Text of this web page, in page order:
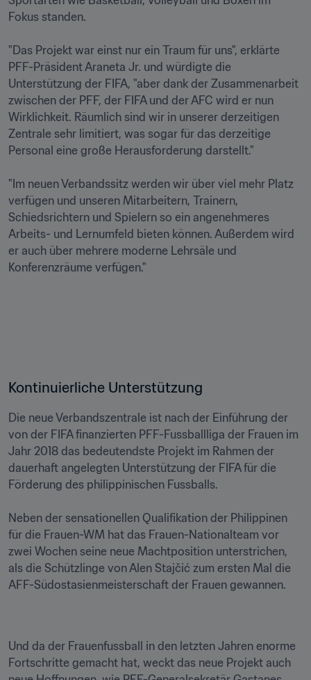
Fokus standen.
"Das Projekt war einst nur ein Traum für uns", erklärte
PFF-Präsident Araneta Jr. und würdigte die
Unterstützung der FIFA, "aber dank der Zusammenarbeit
zwischen der PFF, der FIFA und der AFC wird er nun
Wirklichkeit. Räumlich sind wir in unserer derzeitigen
Zentrale sehr limitiert, was sogar für das derzeitige
Personal eine große Herausforderung darstellt."
"Im neuen Verbandssitz werden wir über viel mehr Platz
verfügen und unseren Mitarbeitern, Trainern,
Schiedsrichtern und Spielern so ein angenehmeres
Arbeits- und Lernumfeld bieten können. Außerdem wird
er auch über mehrere moderne Lehrsäle und
Konferenzräume verfügen."
Kontinuierliche Unterstützung
Die neue Verbandszentrale ist nach der Einführung der
von der FIFA finanzierten PFF-Fussballliga der Frauen im
Jahr 2018 das bedeutendste Projekt im Rahmen der
dauerhaft angelegten Unterstützung der FIFA für die
Förderung des philippinischen Fussballs.
Neben der sensationellen Qualifikation der Philippinen
für die Frauen-WM hat das Frauen-Nationalteam vor
zwei Wochen seine neue Machtposition unterstrichen,
als die Schützlinge von Alen Stajčić zum ersten Mal die
Und da der Frauenfussball in den letzten Jahren enorme
Fortschritte gemacht hat, weckt das neue Projekt auch